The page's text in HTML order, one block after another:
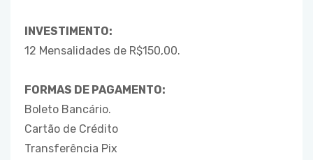
INVESTIMENTO:
12 Mensalidades de R$150,00.
FORMAS DE PAGAMENTO:
Boleto Bancário.
Cartão de Crédito
Transferência Pix